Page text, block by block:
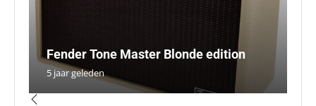
Fender Tone Master Blonde edition
5 jaar geleden